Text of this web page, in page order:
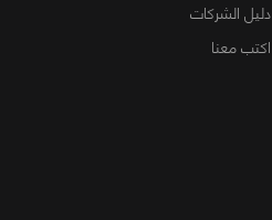
دليل الشركات
اكتب معنا